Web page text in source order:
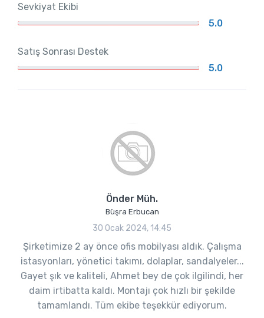
Sevkiyat Ekibi
5.0
Satış Sonrası Destek
5.0
Önder Müh.
Büşra Erbucan
30 Ocak 2024, 14:45
Şirketimize 2 ay önce ofis mobilyası aldık. Çalışma
istasyonları, yönetici takımı, dolaplar, sandalyeler...
Gayet şık ve kaliteli, Ahmet bey de çok ilgilindi, her
daim irtibatta kaldı. Montajı çok hızlı bir şekilde
tamamlandı. Tüm ekibe teşekkür ediyorum.